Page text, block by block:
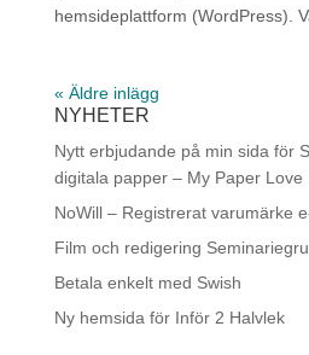
hemsideplattform (WordPress).
« Äldre inlägg
NYHETER
Nytt erbjudande på min sida för
digitala papper – My Paper Love
NoWill – Registrerat varumärke
Film och redigering
Betala enkelt med Swish
Ny hemsida för Inför 2 Halvlek